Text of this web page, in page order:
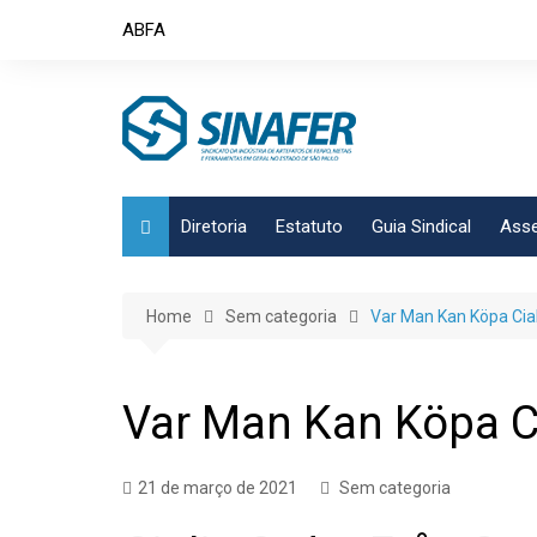
ABFA
Diretoria Estatuto Guia Sindical
Home Sem categoria Var Man Kan Köpa
Var Man Kan Köpa
21 de março de 2021 Sem categoria